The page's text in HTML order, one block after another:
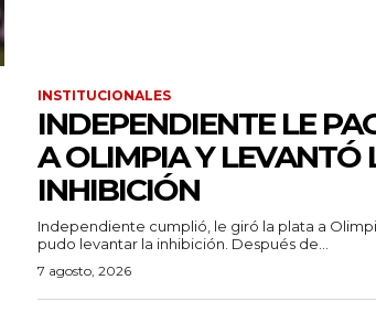
INSTITUCIONALES
INDEPENDIENTE LE
A OLIMPIA Y LEVANTÓ
INHIBICIÓN
Independiente cumplió, le giró la plata a
pudo levantar la inhibición. Después de...
7 agosto, 2026